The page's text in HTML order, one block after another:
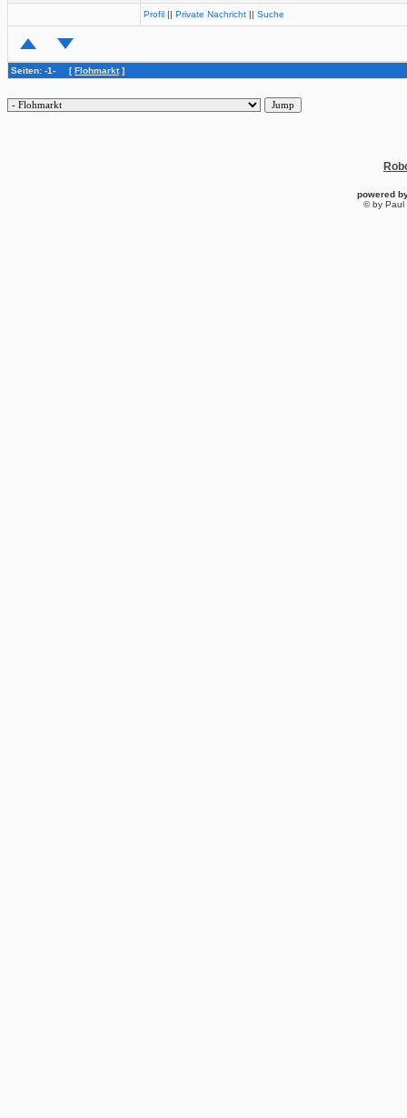
Profil || Private Nachricht || Suche
Seiten: -1- [Flohmarkt]
powered
© by Paul